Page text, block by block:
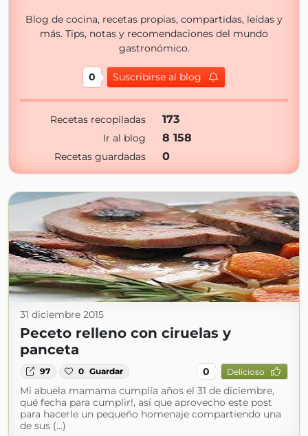
Blog de cocina, recetas propias, compartidas, leídas y
más. Tips, notas y recomendaciones del mundo
gastronómico.
0 Suscribirse al blog
Recetas recopiladas 173
Ir al blog 8 158
Recetas guardadas 0
31 diciembre 2015
Peceto relleno con ciruelas y
panceta
97 0 Guardar 0 Delicioso
Mi abuela mamama cumplía años el 31 de diciembre,
qué fecha para cumplir!, así que aprovecho este post
para hacerle un pequeño homenaje compartiendo una
de sus (...)